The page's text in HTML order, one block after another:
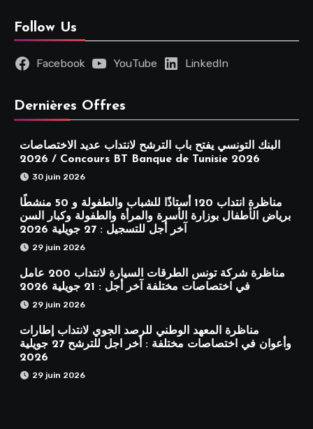
Follow Us
Facebook YouTube LinkedIn
Dernières Offres
البنك التونسي يفتح باب الترشح لانتداب عديد الاختصاصات
2026 / Concours BT Banque de Tunisie 2026
30 juin 2026
مناظرة انتداب 120 أستاذًا للشباب والطفولة و 50 منشطًا
برياض الأطفال بوزارة الأسرة والمرأة والطفولة وكبار السن
آخر أجل للتسجيل : 27 جويلية 2026
29 juin 2026
مناظرة شركة تونس الطرقات السيارة لانتداب 200 عامل
في اختصاصات مختلفة آخر أجل : 21 جويلية 2026
29 juin 2026
مناظرة المعهد الوطني للرصد الجوي لانتداب إطارات
وأعوان في اختصاصات مختلفة : أخر اجل للترشح 27 جويلية
2026
29 juin 2026